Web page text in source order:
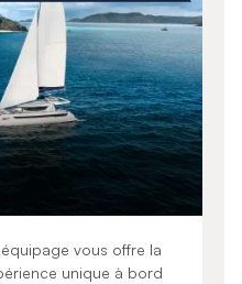
vous offre la
unique à bord